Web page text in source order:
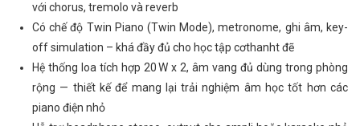
với chorus, tremolo và reverb
Có chế độ Twin Piano (Twin Mode), metronome, ghi âm, key-
off simulation – khá đầy đủ cho học tập cơthanht đẽ
Hệ thống loa tích hợp 20 W x 2, âm vang đủ dùng trong phòng
rộng — thiết kế để mang lại trải nghiệm âm học tốt hơn các
piano điện nhỏ